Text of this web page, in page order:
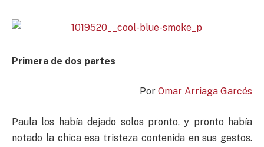
Primera de dos partes
Por Omar Arriaga Garcés
Paula los había dejado solos pronto, y pronto había
notado la chica esa tristeza contenida en sus gestos.